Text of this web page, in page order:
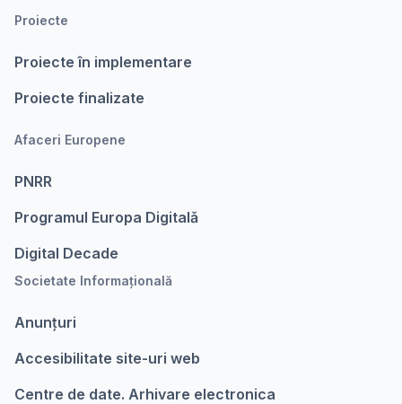
Proiecte
Proiecte în implementare
Proiecte finalizate
Afaceri Europene
PNRR
Programul Europa Digitalǎ
Digital Decade
Societate Informațională
Anunțuri
Accesibilitate site-uri web
Centre de date. Arhivare electronica